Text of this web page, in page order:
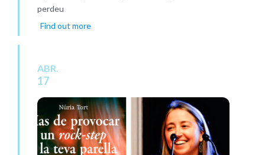
perdeu
Find out more
ABR.
17